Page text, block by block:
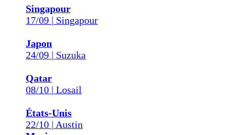
Singapour
17/09 | Singapour
Japon
24/09 | Suzuka
Qatar
08/10 | Losail
États-Unis
22/10 | Austin